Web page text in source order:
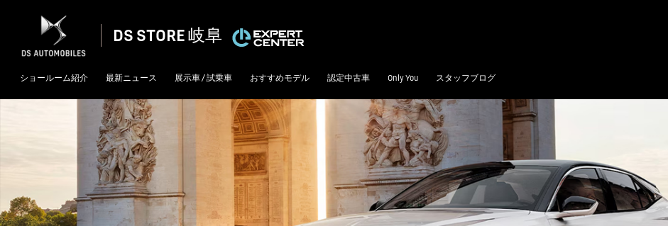
DS STORE 岐阜
ショールーム紹介 最新ニュース 展示車 / 試乗車 おすすめモデル 認定中古車 Only You スタッフブログ